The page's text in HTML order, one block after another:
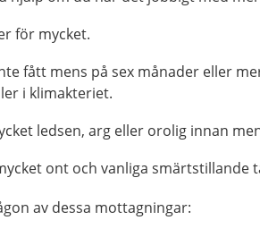
för mycket.
fått mens på sex månader eller
i klimakteriet.
ledsen, arg eller orolig innan
ont och vanliga smärtstillande
av dessa mottagningar: